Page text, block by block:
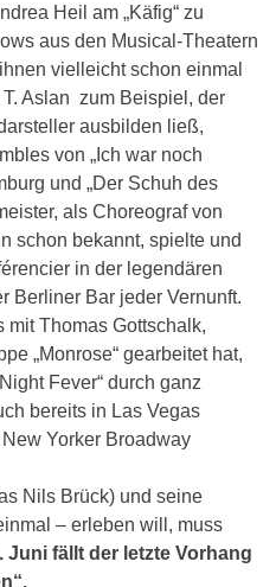
Heil am „Käfig“ zu
aus den Musical-Theatern
vielleicht schon einmal
Aslan zum Beispiel, der
ausbilden ließ,
von „Ich war noch
und „Der Schuh des
als Choreograf von
schon bekannt, spielte und
in der legendären
Berliner Bar jeder Vernunft.
mit Thomas Gottschalk,
„Monrose“ gearbeitet hat,
Fever“ durch ganz
bereits in Las Vegas
New Yorker Broadway
Nils Brück) und seine
– erleben will, muss
Juni fällt der letzte Vorhang